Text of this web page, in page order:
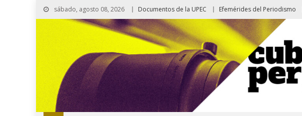
sábado, agosto 08, 2026 Documentos de la UPEC Efemérides del Periodismo